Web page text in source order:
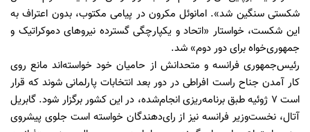
شکستی سنگین شد». امانوئل مکرون در پیامی مکتوب، بدون اعتراف به
این شکست، خواستار «اتحاد و یکپارچگی گسترده نیروهای دموکراتیک و
جمهوری‌خواه برای دور دوم» شد.
رئیس‌جمهوری فرانسه و متحدانش از حامیان خود خواسته‌اند مانع روی
کار آمدن جناح راست افراطی در دور بعد انتخابات پارلمانی شوند که قرار
است ۷ ژوئیه طبق برنامه‌ریزی انجام‌شده، در این کشور برگزار شود. گابریل
آتال، نخست‌وزیر فرانسه نیز از رای‌دهندگان خواسته است جلوی پیشروی